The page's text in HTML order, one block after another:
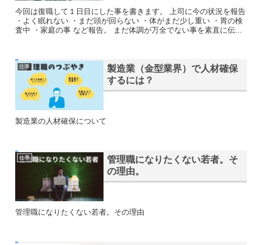
今回は復職して１日目にした事を書きます。 上司に今の状況を報告
・よく眠れない ・まだ頭が回らない ・体がまだ少し重い ・胃の検
査中 ・家庭の事 など報告。 まだ体調が万全でない事を素直に伝...
仕事
製造業（金型業界）で人材確保
するには？
製造業の人材確保について
仕事
管理職になりたくない若者。そ
の理由。
管理職になりたくない若者。その理由